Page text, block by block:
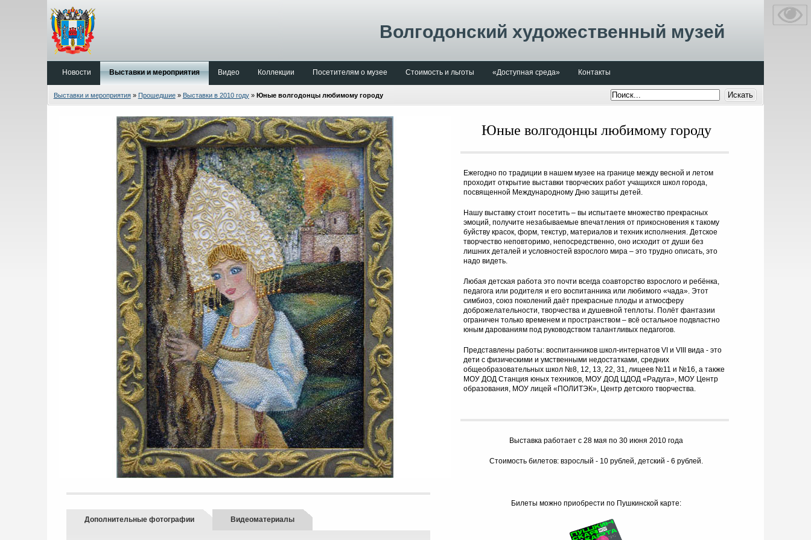
Волгодонский художественный музей
Новости Выставки и мероприятия Видео Коллекции Посетителям о музее Стоимость и льготы «Доступная среда» Контакты
Выставки и мероприятия» Прошедшие» Выставки в 2010 году» Юные волгодонцы любимому городу
Дополнительные фотографии Видеоматериалы
Юные волгодонцы любимому городу
Ежегодно по традиции в нашем музее на границе между весной и летом
проходит открытие выставки творческих работ учащихся школ города,
посвященной Международному Дню защиты детей.
Нашу выставку стоит посетить – вы испытаете множество прекрасных
эмоций, получите незабываемые впечатления от прикосновения к такому
буйству красок, форм, текстур, материалов и техник исполнения. Детское
творчество неповторимо, непосредственно, оно исходит от души без
лишних деталей и условностей взрослого мира – это трудно описать, это
надо видеть.
Любая детская работа это почти всегда соавторство взрослого и ребёнка,
педагога или родителя и его воспитанника или любимого «чада». Этот
симбиоз, союз поколений даёт прекрасные плоды и атмосферу
доброжелательности, творчества и душевной теплоты. Полёт фантазии
ограничен только временем и пространством – всё остальное подвластно
юным дарованиям под руководством талантливых педагогов.
Представлены работы: воспитанников школ-интернатов VI и VIII вида - это
дети с физическими и умственными недостатками, средних
общеобразовательных школ №8, 12, 13, 22, 31, лицеев №11 и №16, а также
МОУ ДОД Станция юных техников, МОУ ДОД ЦДОД «Радуга», МОУ Центр
образования, МОУ лицей «ПОЛИТЭК», Центр детского творчества.
Выставка работает с 28 мая по 30 июня 2010 года
Стоимость билетов: взрослый - 10 рублей, детский - 6 рублей.
Билеты можно приобрести по Пушкинской карте: